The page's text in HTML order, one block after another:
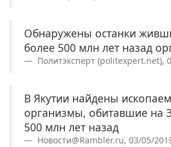
Обнаружены останки
более 500 млн лет назад
Политэксперт (politexpert.net),
В Якутии найдены
организмы, обитавшие на
500 млн лет назад
Новости@Rambler.ru, 03/05/